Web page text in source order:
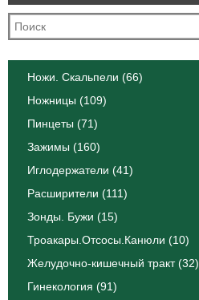
Ножи. Скальпели (66)
Ножницы (109)
Пинцеты (71)
Зажимы (160)
Иглодержатели (41)
Расширители (111)
Зонды. Бужи (15)
Троакары.Отсосы.Канюли (10)
Желудочно-кишечный тракт (32)
Гинекология (91)